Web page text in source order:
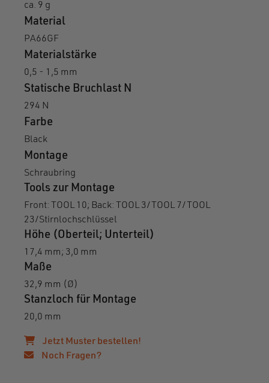
ca. 9 g
Material
PA66GF
Materialstärke
0,5 - 1,5 mm
Statische Bruchlast N
294 N
Farbe
Black
Montage
Schraubring
Tools zur Montage
Front: TOOL 10; Back: TOOL 3/TOOL 7/TOOL
23/Stirnlochschlüssel
Höhe (Oberteil; Unterteil)
17,4 mm; 3,0 mm
Maße
32,9 mm (Ø)
Stanzloch für Montage
20,0 mm
Jetzt Muster bestellen!
Noch Fragen?